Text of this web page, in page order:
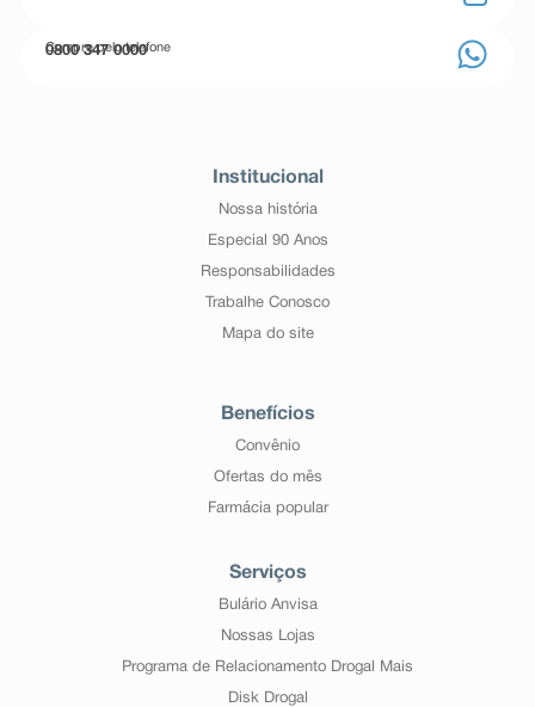
Compre pelo telefone
0800 347 0000
Institucional
Nossa história
Especial 90 Anos
Responsabilidades
Trabalhe Conosco
Mapa do site
Benefícios
Convênio
Ofertas do mês
Farmácia popular
Serviços
Bulário Anvisa
Nossas Lojas
Programa de Relacionamento Drogal Mais
Disk Drogal